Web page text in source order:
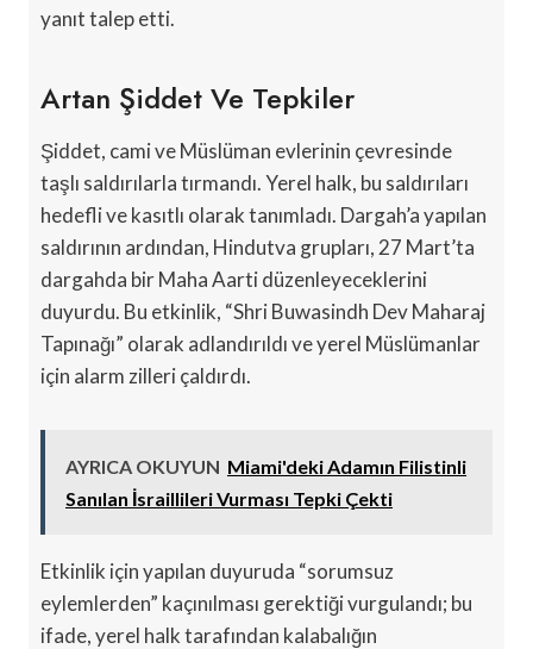
yanıt talep etti.
Artan Şiddet Ve Tepkiler
Şiddet, cami ve Müslüman evlerinin çevresinde
taşlı saldırılarla tırmandı. Yerel halk, bu saldırıları
hedefli ve kasıtlı olarak tanımladı. Dargah’a yapılan
saldırının ardından, Hindutva grupları, 27 Mart’ta
dargahda bir Maha Aarti düzenleyeceklerini
duyurdu. Bu etkinlik, “Shri Buwasindh Dev Maharaj
Tapınağı” olarak adlandırıldı ve yerel Müslümanlar
için alarm zilleri çaldırdı.
AYRICA OKUYUN Miami'deki Adamın Filistinli
Sanılan İsraillileri Vurması Tepki Çekti
Etkinlik için yapılan duyuruda “sorumsuz
eylemlerden” kaçınılması gerektiği vurgulandı; bu
ifade, yerel halk tarafından kalabalığın